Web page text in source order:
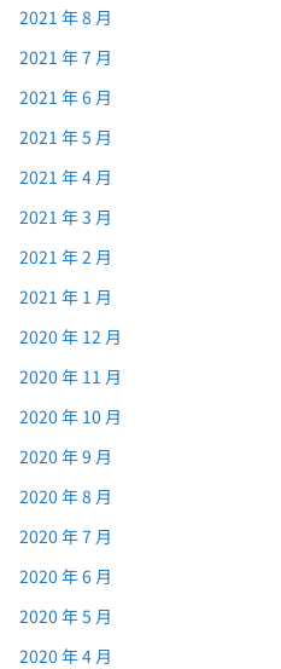
2021 年 8 月
2021 年 7 月
2021 年 6 月
2021 年 5 月
2021 年 4 月
2021 年 3 月
2021 年 2 月
2021 年 1 月
2020 年 12 月
2020 年 11 月
2020 年 10 月
2020 年 9 月
2020 年 8 月
2020 年 7 月
2020 年 6 月
2020 年 5 月
2020 年 4 月